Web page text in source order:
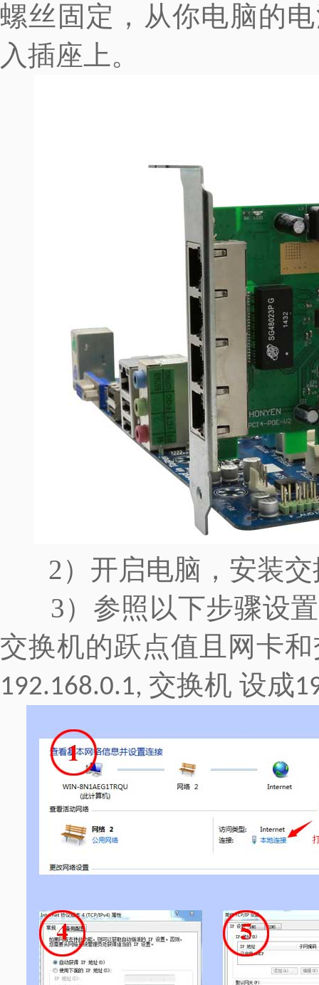
螺丝固定，从你电脑的
入插座上。
2）开启电脑，安装交
3）参照以下步骤设
交换机的跃点值且网卡
192.168.0.1, 交换机 设成